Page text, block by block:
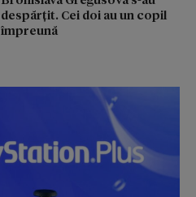
despărțit. Cei doi au un copil
împreună